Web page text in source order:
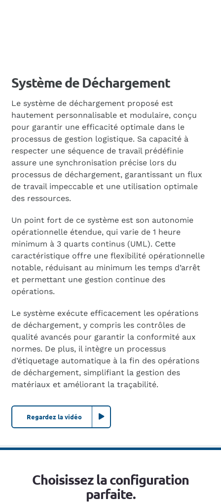
Système de Déchargement
Le système de déchargement proposé est
hautement personnalisable et modulaire, conçu
pour garantir une efficacité optimale dans le
processus de gestion logistique. Sa capacité à
respecter une séquence de travail prédéfinie
assure une synchronisation précise lors du
processus de déchargement, garantissant un flux
de travail impeccable et une utilisation optimale
des ressources.
Un point fort de ce système est son autonomie
opérationnelle étendue, qui varie de 1 heure
minimum à 3 quarts continus (UML). Cette
caractéristique offre une flexibilité opérationnelle
notable, réduisant au minimum les temps d’arrêt
et permettant une gestion continue des
opérations.
Le système exécute efficacement les opérations
de déchargement, y compris les contrôles de
qualité avancés pour garantir la conformité aux
normes. De plus, il intègre un processus
d’étiquetage automatique à la fin des opérations
de déchargement, simplifiant la gestion des
matériaux et améliorant la traçabilité.
Regardez la vidéo
Choisissez la configuration
parfaite.